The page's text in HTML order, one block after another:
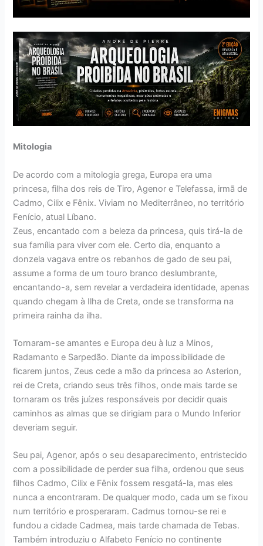
Mitologia
De acordo com a mitologia grega, Europa era uma
princesa, filha dos reis de Tiro, Agenor e Telefassa, irmã de
Cadmo, Cilix e Fênix. Viviam no Mediterrâneo, no território
Fenício, atual Líbano.
Zeus, encantado com a beleza da princesa, quis tirá-la de
sua família para viver com ele. Certo dia, enquanto a
donzela vagava entre os rebanhos de gado de seu pai,
assume a forma de um touro branco deslumbrante,
encantando-a, sem revelar a verdadeira identidade, apenas
quando chegam à Ilha de Creta, onde se transforma na
primeira rainha da ilha.
Tornaram-se amantes e Europa deu à luz a Minos,
Radamanto e Sarpedão. Diante da impossibilidade de
ficarem juntos, Zeus cede a mão da princesa ao Asterion,
rei de Creta, criando seus três filhos, onde mais tarde se
tornaram os três juízes responsáveis por decidir quais
caminhos as almas que se dirigiam para o Mundo Inferior
deveriam seguir.
Seu pai, Agenor, após o seu desaparecimento, entristecido
com a possibilidade de perder sua filha, ordenou que seus
filhos Cadmo, Cilix e Fênix fossem resgatá-la, mas eles
nunca a encontraram. De qualquer modo, cada um se fixou
num território e prosperaram. Cadmus tornou-se rei e
fundou a cidade Cadmea, mais tarde chamada de Tebas.
Também introduziu o Alfabeto Fenício no continente